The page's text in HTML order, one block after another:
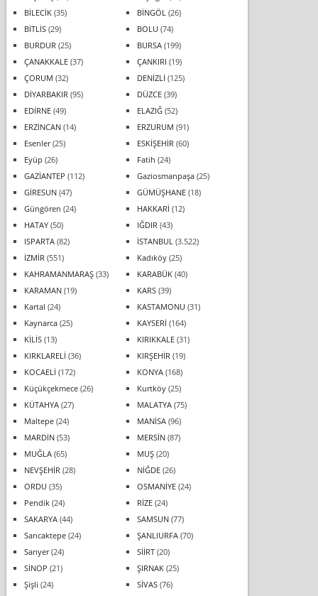
BİLECİK(35) BİNGÖL (26)
BİTLİS(29) BOLU (74)
BURDUR (25) BURSA(199)
ÇANAKKALE(37) ÇANKIRI (19)
ÇORUM (32) DENİZLİ (125)
DİYARBAKIR (95) DÜZCE(39)
EDİRNE(49) ELAZIĞ(52)
ERZİNCAN(14) ERZURUM (91)
Esenler(25) ESKİŞEHİR (60)
Eyüp (26) Fatih (24)
GAZİANTEP (112) Gaziosmanpaşa(25)
GİRESUN(47) GÜMÜŞHANE(18)
Güngören (24) HAKKARİ (12)
HATAY(50) IĞDIR (43)
ISPARTA(82) İSTANBUL (3.522)
İZMİR (551) Kadıköy(25)
KAHRAMANMARAŞ(33) KARABÜK(40)
KARAMAN(19) KARS(39)
Kartal (24) KASTAMONU (31)
Kaynarca(25) KAYSERİ (164)
KİLİS(13) KIRIKKALE(31)
KIRKLARELİ (36) KIRŞEHİR (19)
KOCAELİ (172) KONYA(168)
Küçükçekmece(26) Kurtköy(25)
KÜTAHYA(27) MALATYA(75)
Maltepe(24) MANİSA(96)
MARDİN(53) MERSİN(87)
MUĞLA(65) MUŞ(20)
NEVŞEHİR (28) NİĞDE(26)
ORDU (35) OSMANİYE(24)
Pendik(24) RİZE(24)
SAKARYA(44) SAMSUN(77)
Sancaktepe(24) ŞANLIURFA(70)
Sarıyer(24) SİİRT(20)
SİNOP (21) ŞIRNAK(25)
Şişli (24) SİVAS(76)